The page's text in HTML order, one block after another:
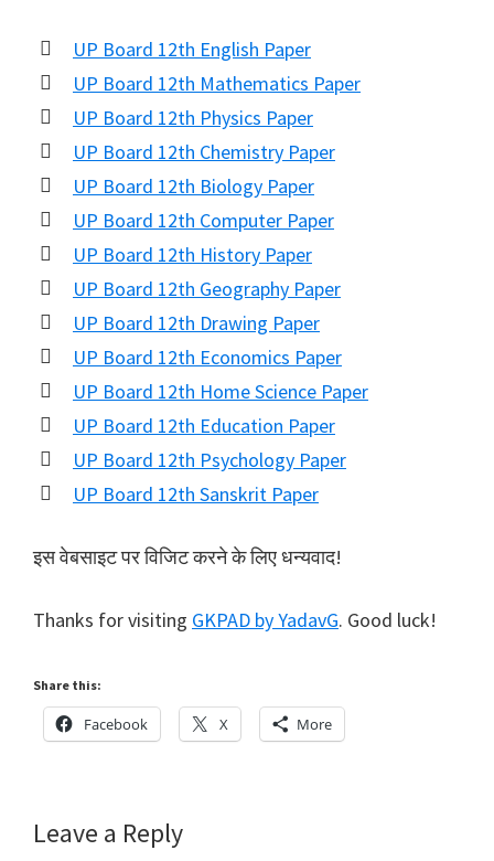
UP Board 12th English Paper
UP Board 12th Mathematics Paper
UP Board 12th Physics Paper
UP Board 12th Chemistry Paper
UP Board 12th Biology Paper
UP Board 12th Computer Paper
UP Board 12th History Paper
UP Board 12th Geography Paper
UP Board 12th Drawing Paper
UP Board 12th Economics Paper
UP Board 12th Home Science Paper
UP Board 12th Education Paper
UP Board 12th Psychology Paper
UP Board 12th Sanskrit Paper
इस वेबसाइट पर विजिट करने के लिए धन्यवाद!
Thanks for visiting GKPAD by YadavG. Good luck!
Share this:
Facebook X More
Reader
Leave a Reply